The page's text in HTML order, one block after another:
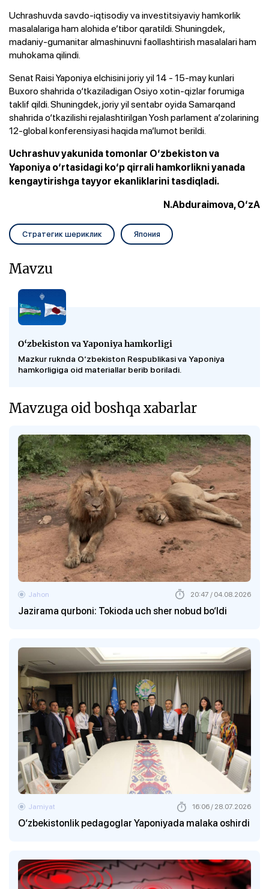
Uchrashuvda savdo-iqtisodiy va investitsiyaviy hamkorlik
masalalariga ham alohida e’tibor qaratildi. Shuningdek,
madaniy-gumanitar almashinuvni faollashtirish masalalari ham
muhokama qilindi.
Senat Raisi Yaponiya elchisini joriy yil 14 - 15-may kunlari
Buxoro shahrida o‘tkaziladigan Osiyo xotin-qizlar forumiga
taklif qildi. Shuningdek, joriy yil sentabr oyida Samarqand
shahrida o‘tkazilishi rejalashtirilgan Yosh parlament a’zolarining
12-global konferensiyasi haqida ma’lumot berildi.
Uchrashuv yakunida tomonlar O‘zbekiston va
Yaponiya o‘rtasidagi ko‘p qirrali hamkorlikni yanada
kengaytirishga tayyor ekanliklarini tasdiqladi.
N.Abduraimova, O‘zA
Стратегик шериклик Япония
Mavzu
O‘zbekiston va Yaponiya hamkorligi
Mazkur ruknda O‘zbekiston Respublikasi va Yaponiya
hamkorligiga oid materiallar berib boriladi.
Mavzuga oid boshqa xabarlar
Jazirama qurboni: Tokioda uch sher nobud bo‘ldi
Jahon 20:47 / 04.08.2026
O‘zbekistonlik pedagoglar Yaponiyada malaka oshirdi
Jamiyat 16:06 / 28.07.2026